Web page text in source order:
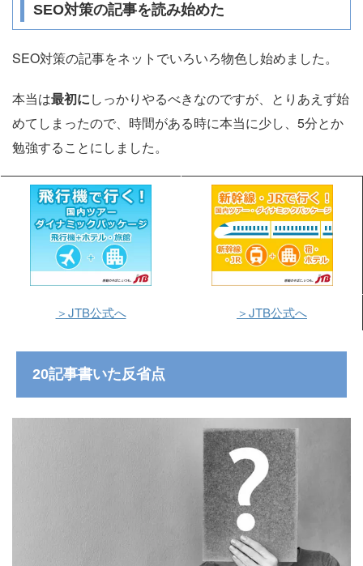
SEO対策の記事を読み始めた
SEO対策の記事をネットでいろいろ物色し始めました。
本当は最初にしっかりやるべきなのですが、とりあえず始
めてしまったので、時間がある時に本当に少し、5分とか
勉強することにしました。
＞JTB公式へ ＞JTB公式へ
20記事書いた反省点